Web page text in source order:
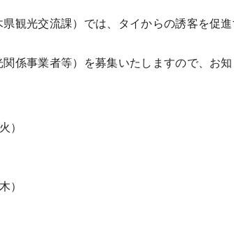
観光交流課）では、タイからの誘客を促進
係事業者等）を募集いたしますので、お知
）
）